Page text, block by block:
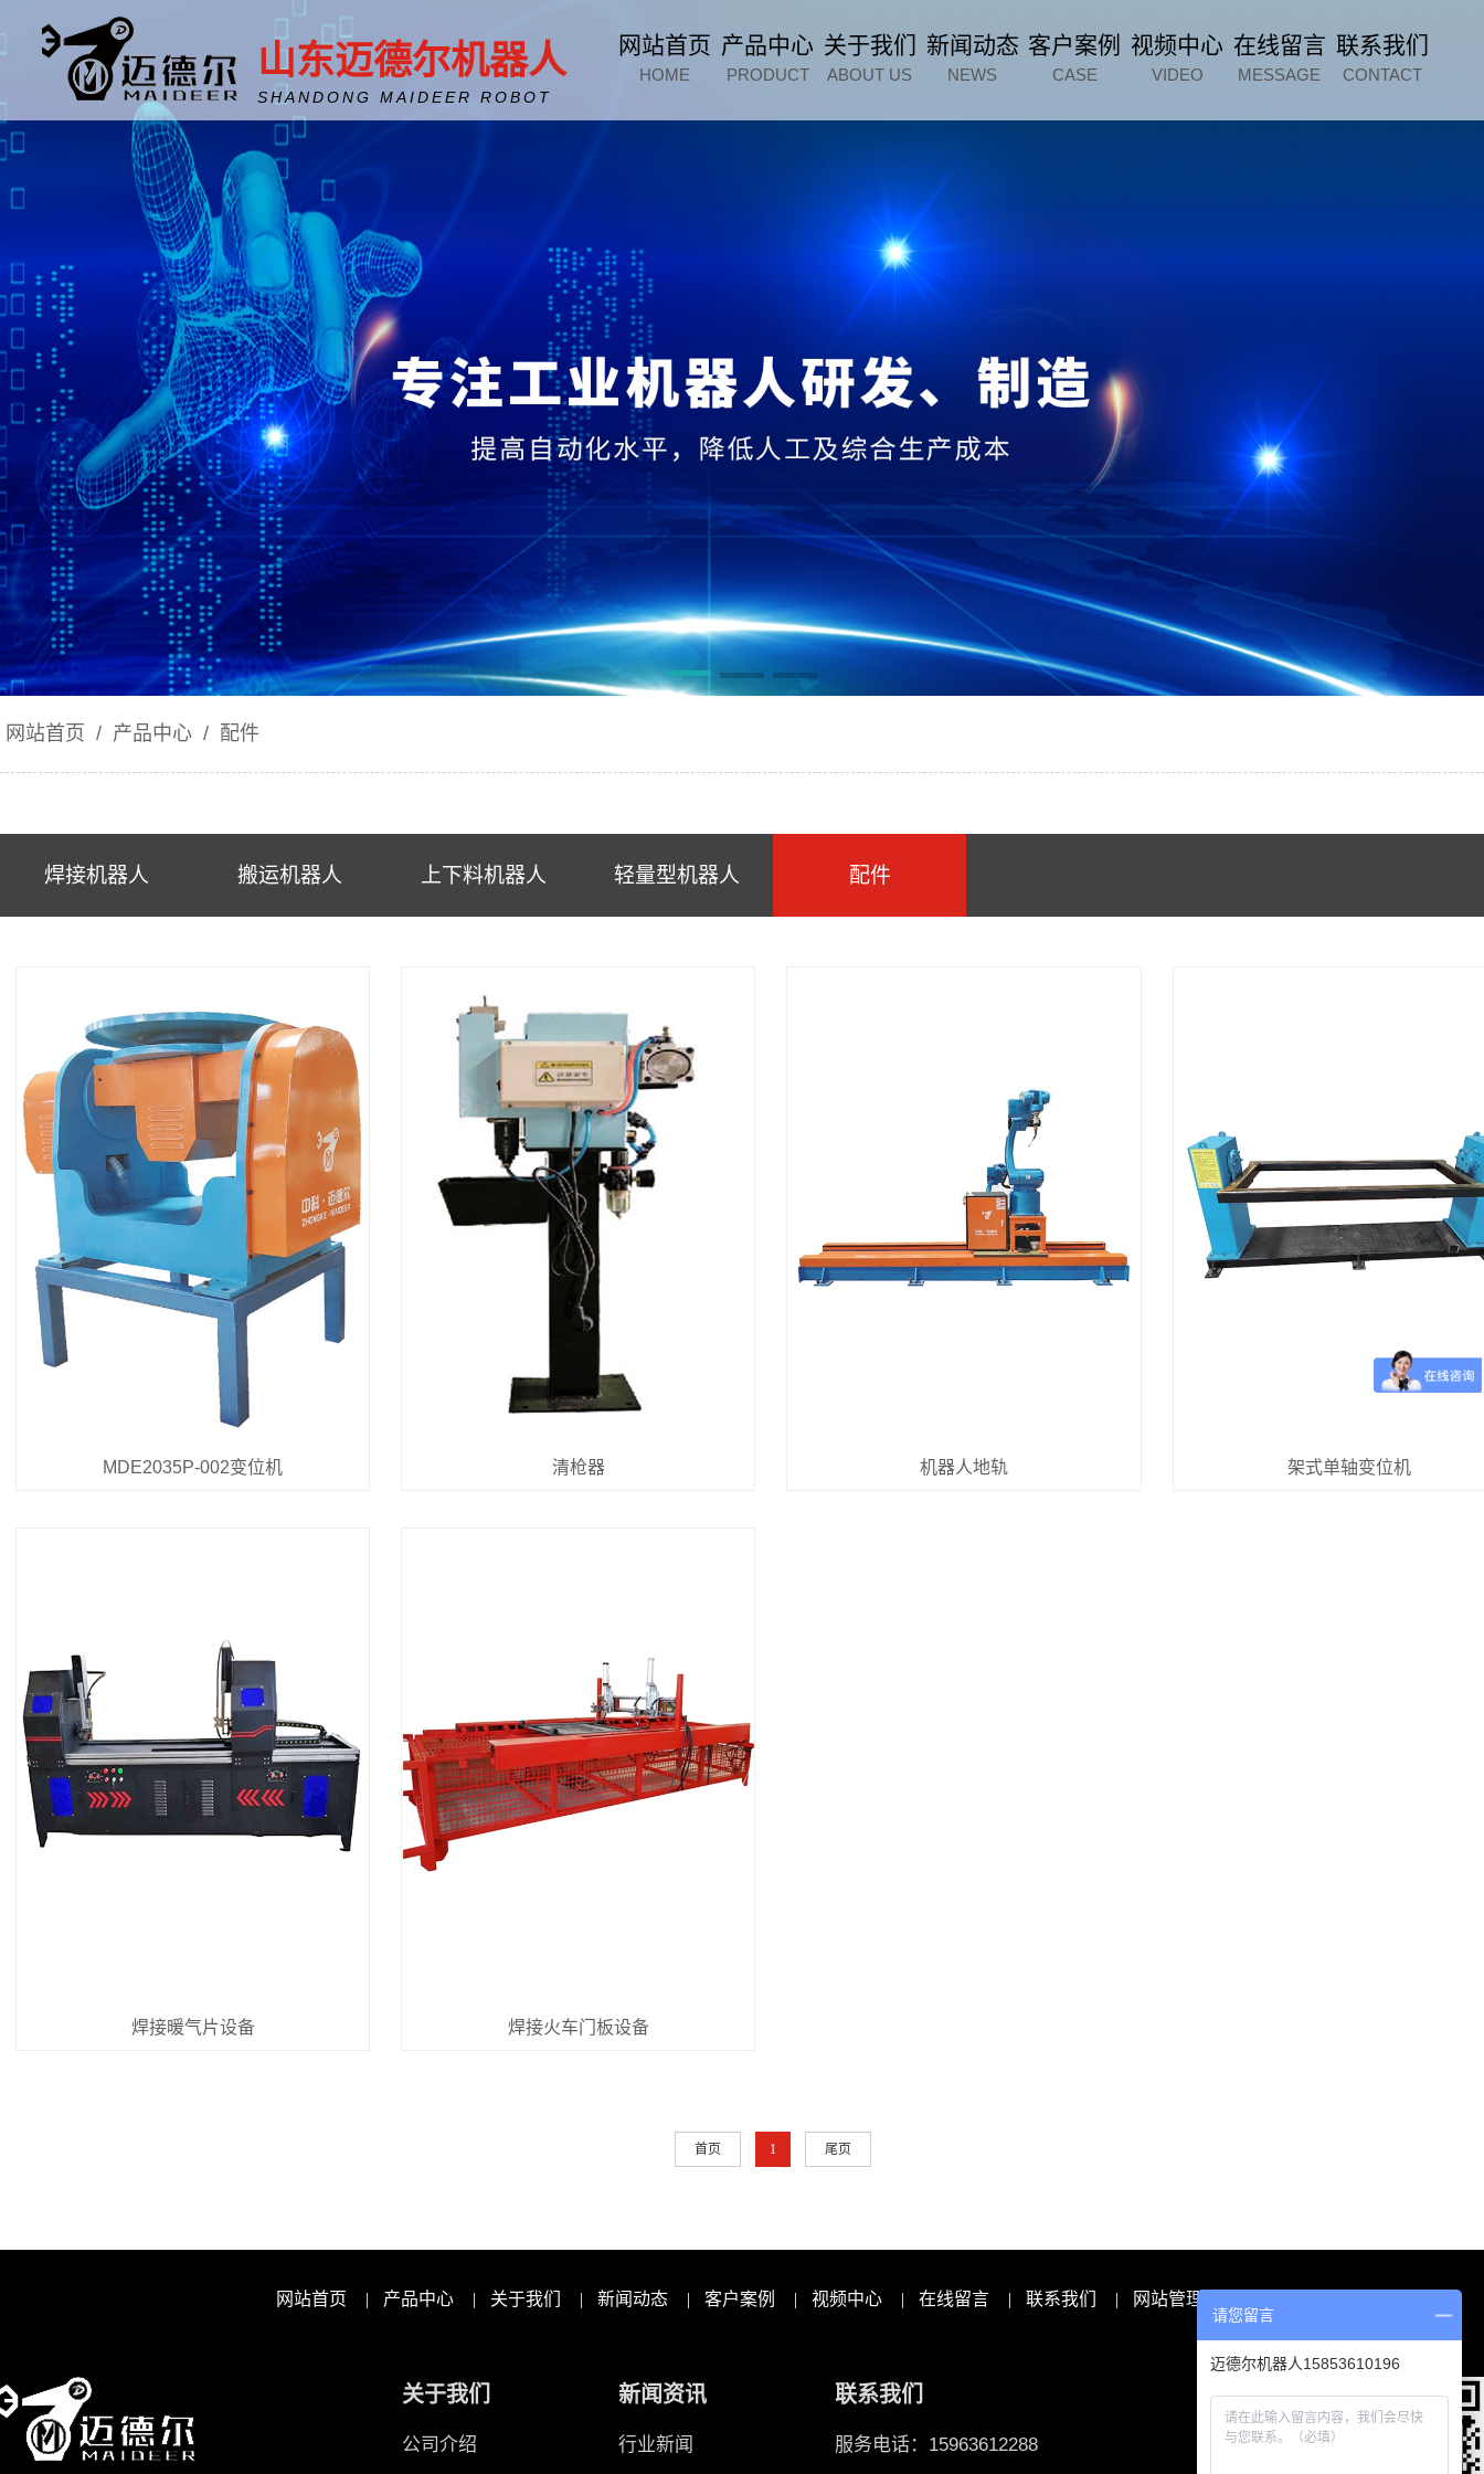
山东迈德尔机器人
SHANDONG MAIDEER ROBOT
网站首页
HOME
产品中心
PRODUCT
关于我们
ABOUT US
新闻动态
NEWS
客户案例
CASE
视频中心
VIDEO
在线留言
MESSAGE
联系我们
CONTACT
网站首页 / 产品中心 / 配件
焊接机器人 搬运机器人 上下料机器人 轻量型机器人 配件
MDE2035P-002变位机 清枪器 机器人地轨 架式单轴变位机
焊接暖气片设备 焊接火车门板设备
首页 1 尾页
网站首页 | 产品中心 | 关于我们 | 新闻动态 | 客户案例 | 视频中心 | 在线留言 | 联系我们 | 网站管理
关于我们
公司介绍
新闻资讯
行业新闻
联系我们
服务电话：15963612288
请您留言
迈德尔机器人15853610196